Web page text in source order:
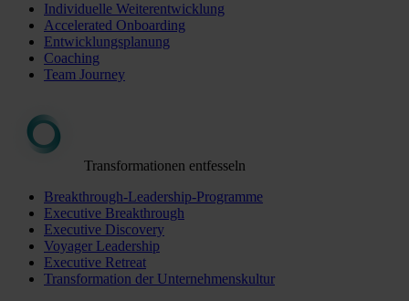
Individuelle Weiterentwicklung
Accelerated Onboarding
Entwicklungsplanung
Coaching
Team Journey
Transformationen entfesseln
Breakthrough-Leadership-Programme
Executive Breakthrough
Executive Discovery
Voyager Leadership
Executive Retreat
Transformation der Unternehmenskultur